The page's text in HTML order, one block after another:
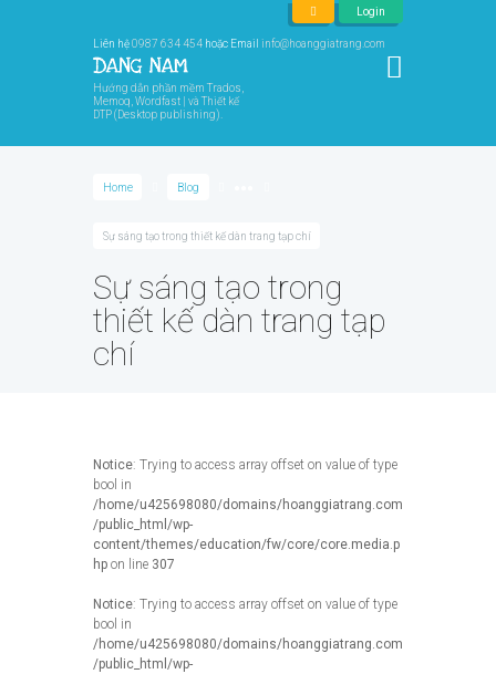
Login
Liên hệ0987 634 454 hoặc Email info@hoanggiatrang.com
Hướng dẫn phần mềm Trados,
Memoq, Wordfast | và Thiết kế
DTP (Desktop publishing).
Home Blog
Sự sáng tạo trong thiết kế dàn trang tạp chí
Sự sáng tạo trong
thiết kế dàn trang tạp
chí
Notice: Trying to access array offset on value of type
bool in
/home/u425698080/domains/hoanggiatrang.com
/public_html/wp-
content/themes/education/fw/core/core.media.p
hp on line 307
Notice: Trying to access array offset on value of type
bool in
/home/u425698080/domains/hoanggiatrang.com
/public_html/wp-